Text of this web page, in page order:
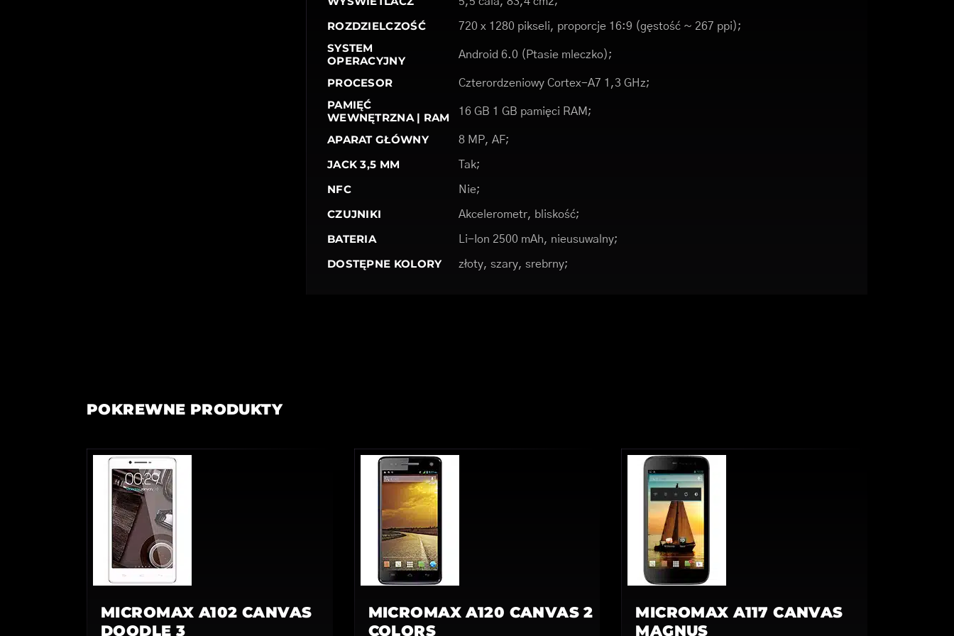
ROZDZIELCZOŚĆ 720 x 1280 pikseli, proporcje 16:9 (gęstość ~ 267 ppi);
SYSTEM
OPERACYJNY
Android 6.0 (Ptasie mleczko);
PROCESOR Czterordzeniowy Cortex-A7 1,3 GHz;
PAMIĘĆ
WEWNĘTRZNA | RAM
16 GB 1 GB pamięci RAM;
APARAT GŁÓWNY 8 MP, AF;
JACK 3,5 MM Tak;
NFC Nie;
CZUJNIKI Akcelerometr, bliskość;
BATERIA Li-Ion 2500 mAh, nieusuwalny;
DOSTĘPNE KOLORY złoty, szary, srebrny;
POKREWNE PRODUKTY
MICROMAX A102 CANVAS
DOODLE 3
MICROMAX A120 CANVAS 2
COLORS
MICROMAX A117 CANVAS
MAGNUS